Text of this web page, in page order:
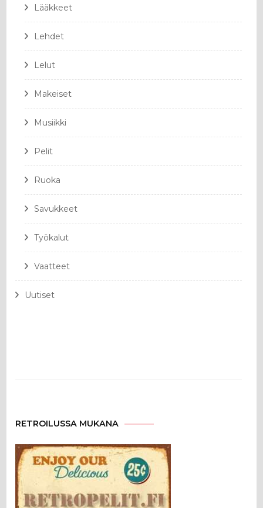
Lääkkeet
Lehdet
Lelut
Makeiset
Musiikki
Pelit
Ruoka
Savukkeet
Työkalut
Vaatteet
Uutiset
RETROILUSSA MUKANA